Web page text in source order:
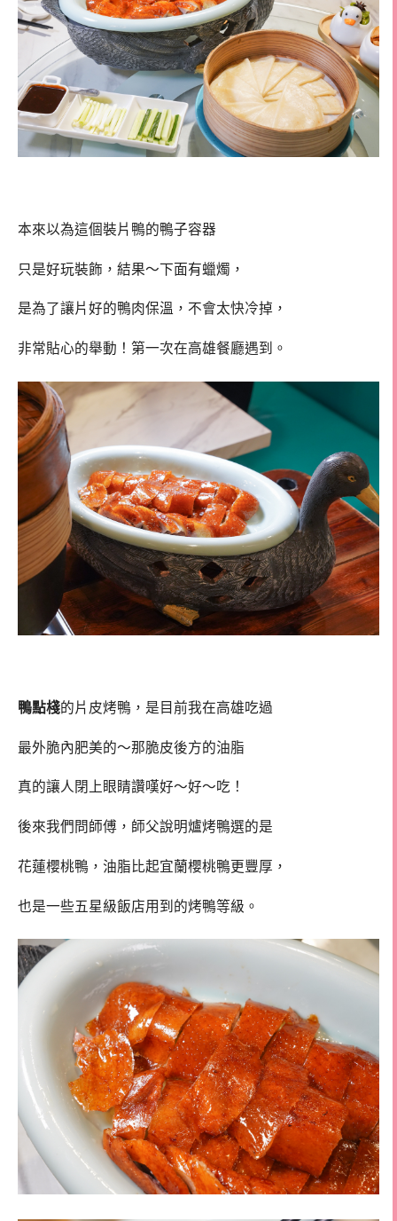
本來以為這個裝片鴨的鴨子容器
只是好玩裝飾，結果～下面有蠟燭，
是為了讓片好的鴨肉保溫，不會太快冷掉，
非常貼心的舉動！第一次在高雄餐廳遇到。
鴨點棧的片皮烤鴨，是目前我在高雄吃過
最外脆內肥美的～那脆皮後方的油脂
真的讓人閉上眼睛讚嘆好～好～吃！
後來我們問師傅，師父說明爐烤鴨選的是
花蓮櫻桃鴨，油脂比起宜蘭櫻桃鴨更豐厚，
也是一些五星級飯店用到的烤鴨等級。